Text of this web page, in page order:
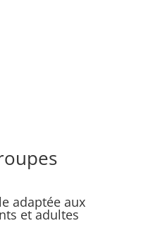
adaptée aux
et adultes